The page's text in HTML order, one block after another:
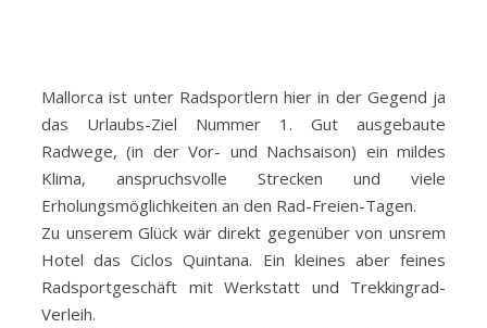
Mallorca ist unter Radsportlern hier in der Gegend ja
das Urlaubs-Ziel Nummer 1. Gut ausgebaute
Radwege, (in der Vor- und Nachsaison) ein mildes
Klima, anspruchsvolle Strecken und viele
Erholungsmöglichkeiten an den Rad-Freien-Tagen.
Zu unserem Glück wär direkt gegenüber von unsrem
Hotel das Ciclos Quintana. Ein kleines aber feines
Radsportgeschäft mit Werkstatt und Trekkingrad-
Verleih.